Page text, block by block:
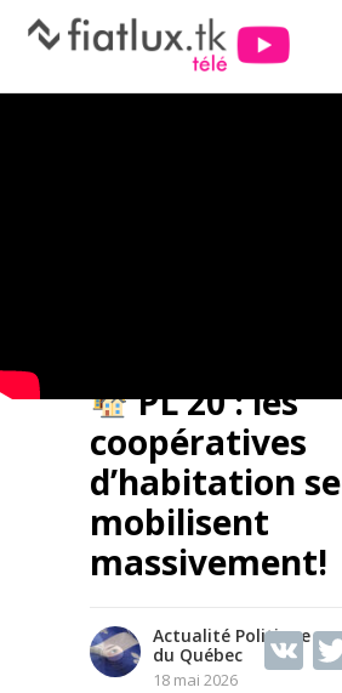
PL 20 : les
coopératives
d’habitation se
mobilisent
massivement!
Actualité Politique
du Québec
18 mai 2026
V